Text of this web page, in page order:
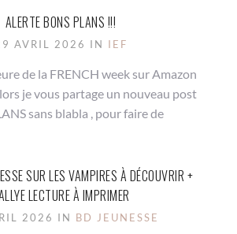
ALERTE BONS PLANS !!!
AVRIL 2026 IN IEF
de la FRENCH week sur Amazon
je vous partage un nouveau post
sans blabla , pour faire de
SUR LES VAMPIRES À DÉCOUVRIR +
LECTURE À IMPRIMER
2026 IN BD JEUNESSE